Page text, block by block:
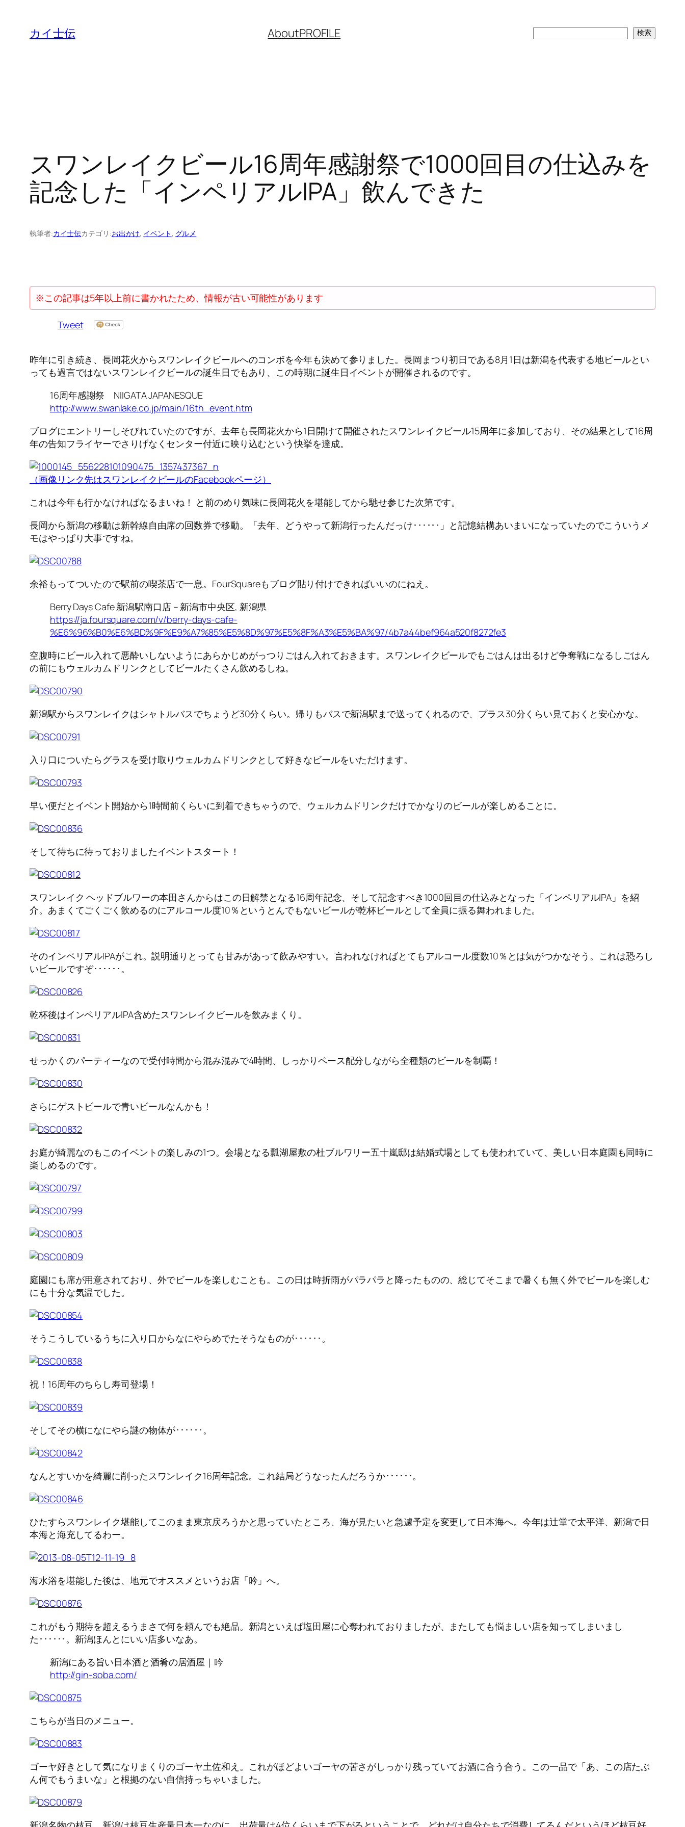
カイ士伝 AboutPROFILE 検索
スワンレイクビール16周年感謝祭で1000回目の仕込みを
記念した「インペリアルIPA」飲んできた
執筆者:カイ士伝カテゴリ:お出かけ, イベント, グルメ
※この記事は5年以上前に書かれたため、情報が古い可能性があります
Tweet
昨年に引き続き、長岡花火からスワンレイクビールへのコンボを今年も決めて参りました。長岡まつり初日である8月1日は新潟を代表する地ビールとい
っても過言ではないスワンレイクビールの誕生日でもあり、この時期に誕生日イベントが開催されるのです。
16周年感謝祭 NIIGATA JAPANESQUE
http://www.swanlake.co.jp/main/16th_event.htm
ブログにエントリーしそびれていたのですが、去年も長岡花火から1日開けて開催されたスワンレイクビール15周年に参加しており、その結果として16周
年の告知フライヤーでさりげなくセンター付近に映り込むという快挙を達成。
（画像リンク先はスワンレイクビールのFacebookページ）
これは今年も行かなければなるまいね！ と前のめり気味に長岡花火を堪能してから馳せ参じた次第です。
長岡から新潟の移動は新幹線自由席の回数券で移動。「去年、どうやって新潟行ったんだっけ･･････」と記憶結構あいまいになっていたのでこういうメ
モはやっぱり大事ですね。
余裕もってついたので駅前の喫茶店で一息。FourSquareもブログ貼り付けできればいいのにねえ。
Berry Days Cafe 新潟駅南口店 – 新潟市中央区, 新潟県
https://ja.foursquare.com/v/berry-days-cafe-
%E6%96%B0%E6%BD%9F%E9%A7%85%E5%8D%97%E5%8F%A3%E5%BA%97/4b7a44bef964a520f8272fe3
空腹時にビール入れて悪酔いしないようにあらかじめがっつりごはん入れておきます。スワンレイクビールでもごはんは出るけど争奪戦になるしごはん
の前にもウェルカムドリンクとしてビールたくさん飲めるしね。
新潟駅からスワンレイクはシャトルバスでちょうど30分くらい。帰りもバスで新潟駅まで送ってくれるので、プラス30分くらい見ておくと安心かな。
入り口についたらグラスを受け取りウェルカムドリンクとして好きなビールをいただけます。
早い便だとイベント開始から1時間前くらいに到着できちゃうので、ウェルカムドリンクだけでかなりのビールが楽しめることに。
そして待ちに待っておりましたイベントスタート！
スワンレイク ヘッドブルワーの本田さんからはこの日解禁となる16周年記念、そして記念すべき1000回目の仕込みとなった「インペリアルIPA」を紹
介。あまくてごくごく飲めるのにアルコール度10％というとんでもないビールが乾杯ビールとして全員に振る舞われました。
そのインペリアルIPAがこれ。説明通りとっても甘みがあって飲みやすい。言われなければとてもアルコール度数10％とは気がつかなそう。これは恐ろし
いビールですぞ･･････。
乾杯後はインペリアルIPA含めたスワンレイクビールを飲みまくり。
せっかくのパーティーなので受付時間から混み混みで4時間、しっかりペース配分しながら全種類のビールを制覇！
さらにゲストビールで青いビールなんかも！
お庭が綺麗なのもこのイベントの楽しみの1つ。会場となる瓢湖屋敷の杜ブルワリー五十嵐邸は結婚式場としても使われていて、美しい日本庭園も同時に
楽しめるのです。
庭園にも席が用意されており、外でビールを楽しむことも。この日は時折雨がパラパラと降ったものの、総じてそこまで暑くも無く外でビールを楽しむ
にも十分な気温でした。
そうこうしているうちに入り口からなにやらめでたそうなものが･･････。
祝！16周年のちらし寿司登場！
そしてその横になにやら謎の物体が･･････。
なんとすいかを綺麗に削ったスワンレイク16周年記念。これ結局どうなったんだろうか･･････。
ひたすらスワンレイク堪能してこのまま東京戻ろうかと思っていたところ、海が見たいと急遽予定を変更して日本海へ。今年は辻堂で太平洋、新潟で日
本海と海充してるわー。
海水浴を堪能した後は、地元でオススメというお店「吟」へ。
これがもう期待を超えるうまさで何を頼んでも絶品。新潟といえば塩田屋に心奪われておりましたが、またしても悩ましい店を知ってしまいまし
た･･････。新潟ほんとにいい店多いなあ。
新潟にある旨い日本酒と酒肴の居酒屋｜吟
http://gin-soba.com/
こちらが当日のメニュー。
ゴーヤ好きとして気になりまくりのゴーヤ土佐和え。これがほどよいゴーヤの苦さがしっかり残っていてお酒に合う合う。この一品で「あ、この店たぶ
ん何でもうまいな」と根拠のない自信持っちゃいました。